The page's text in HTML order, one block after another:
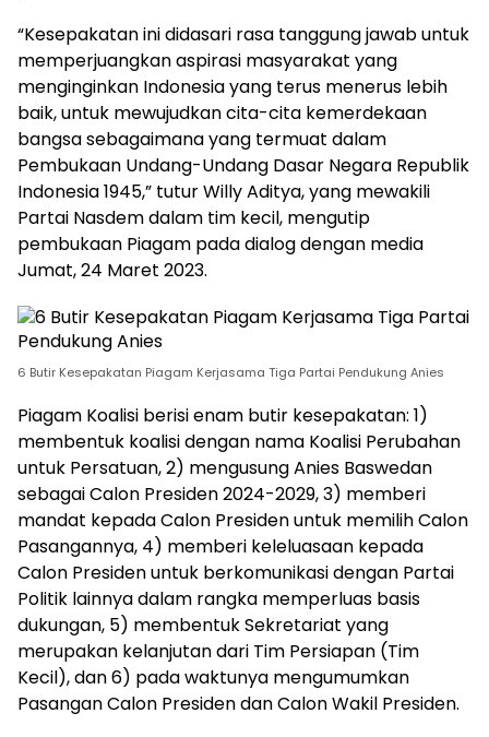
“Kesepakatan ini didasari rasa tanggung jawab untuk
memperjuangkan aspirasi masyarakat yang
menginginkan Indonesia yang terus menerus lebih
baik, untuk mewujudkan cita-cita kemerdekaan
bangsa sebagaimana yang termuat dalam
Pembukaan Undang-Undang Dasar Negara Republik
Indonesia 1945,” tutur Willy Aditya, yang mewakili
Partai Nasdem dalam tim kecil, mengutip
pembukaan Piagam pada dialog dengan media
Jumat, 24 Maret 2023.
6 Butir Kesepakatan Piagam Kerjasama Tiga Partai Pendukung Anies
Piagam Koalisi berisi enam butir kesepakatan: 1)
membentuk koalisi dengan nama Koalisi Perubahan
untuk Persatuan, 2) mengusung Anies Baswedan
sebagai Calon Presiden 2024-2029, 3) memberi
mandat kepada Calon Presiden untuk memilih Calon
Pasangannya, 4) memberi keleluasaan kepada
Calon Presiden untuk berkomunikasi dengan Partai
Politik lainnya dalam rangka memperluas basis
dukungan, 5) membentuk Sekretariat yang
merupakan kelanjutan dari Tim Persiapan (Tim
Kecil), dan 6) pada waktunya mengumumkan
Pasangan Calon Presiden dan Calon Wakil Presiden.